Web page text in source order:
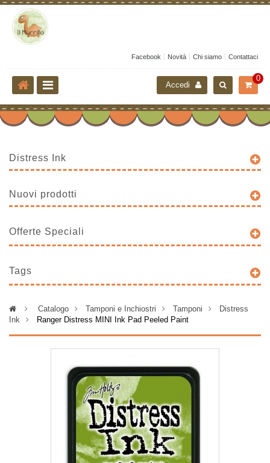
Facebook Novità Chi siamo Contattaci
0
Accedi
Distress Ink
Nuovi prodotti
Offerte Speciali
Tags
> Catalogo > Tamponi e Inchiostri > Tamponi >
Distress
Ink
> Ranger Distress MINI Ink Pad Peeled Paint